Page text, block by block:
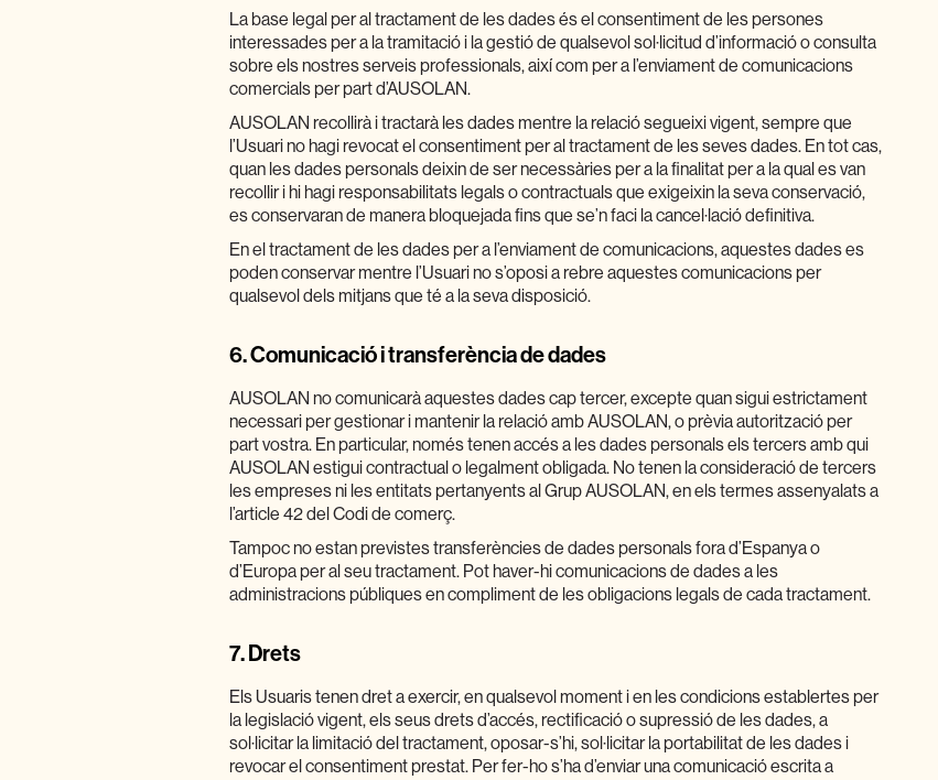
La base legal per al tractament de les dades és el consentiment de les persones
interessades per a la tramitació i la gestió de qualsevol sol·licitud d’informació o consulta
sobre els nostres serveis professionals, així com per a l’enviament de comunicacions
comercials per part d’AUSOLAN.
AUSOLAN recollirà i tractarà les dades mentre la relació segueixi vigent, sempre que
l’Usuari no hagi revocat el consentiment per al tractament de les seves dades. En tot cas,
quan les dades personals deixin de ser necessàries per a la finalitat per a la qual es van
recollir i hi hagi responsabilitats legals o contractuals que exigeixin la seva conservació,
es conservaran de manera bloquejada fins que se’n faci la cancel·lació definitiva.
En el tractament de les dades per a l’enviament de comunicacions, aquestes dades es
poden conservar mentre l’Usuari no s’oposi a rebre aquestes comunicacions per
qualsevol dels mitjans que té a la seva disposició.
6.Comunicació i transferència de dades
AUSOLAN no comunicarà aquestes dades cap tercer, excepte quan sigui estrictament
necessari per gestionar i mantenir la relació amb AUSOLAN, o prèvia autorització per
part vostra. En particular, només tenen accés a les dades personals els tercers amb qui
AUSOLAN estigui contractual o legalment obligada. No tenen la consideració de tercers
les empreses ni les entitats pertanyents al Grup AUSOLAN, en els termes assenyalats a
l’article 42 del Codi de comerç.
Tampoc no estan previstes transferències de dades personals fora d’Espanya o
d’Europa per al seu tractament. Pot haver-hi comunicacions de dades a les
administracions públiques en compliment de les obligacions legals de cada tractament.
7. Drets
Els Usuaris tenen dret a exercir, en qualsevol moment i en les condicions establertes per
la legislació vigent, els seus drets d’accés, rectificació o supressió de les dades, a
sol·licitar la limitació del tractament, oposar-s’hi, sol·licitar la portabilitat de les dades i
revocar el consentiment prestat. Per fer-ho s’ha d’enviar una comunicació escrita a